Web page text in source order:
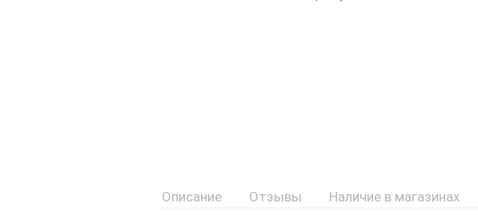
Описание Отзывы Наличие в магазинах